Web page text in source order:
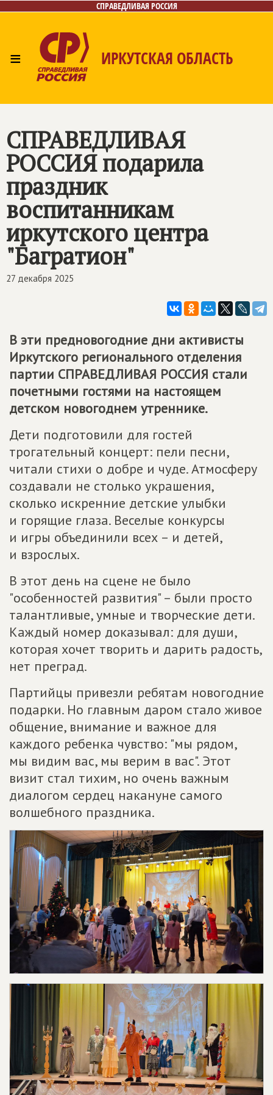
СПРАВЕДЛИВАЯ РОССИЯ
≡ ИРКУТСКАЯ ОБЛАСТЬ
Интернет-приёмная
Контакты
СПРАВЕДЛИВАЯ
РОССИЯподарила
праздник
воспитанникам
иркутского центра
"Багратион"
27 декабря 2025
В эти предновогодние дни активисты
Иркутского регионального отделения
партии СПРАВЕДЛИВАЯ РОССИЯ стали
почетными гостями на настоящем
детском новогоднем утреннике.
Дети подготовили для гостей
трогательный концерт: пели песни,
читали стихи о добре и чуде. Атмосферу
создавали не столько украшения,
сколько искренние детские улыбки
и горящие глаза. Веселые конкурсы
и игры объединили всех – и детей,
и взрослых.
В этот день на сцене не было
"особенностей развития" – были просто
талантливые, умные и творческие дети.
Каждый номер доказывал: для души,
которая хочет творить и дарить радость,
нет преград.
Партийцы привезли ребятам новогодние
подарки. Но главным даром стало живое
общение, внимание и важное для
каждого ребенка чувство: "мы рядом,
мы видим вас, мы верим в вас". Этот
визит стал тихим, но очень важным
диалогом сердец накануне самого
волшебного праздника.